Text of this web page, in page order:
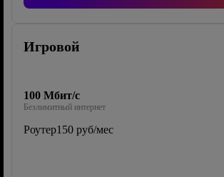
Игровой
100 Мбит/с
Безлимитный интернет
Роутер150 руб/мес